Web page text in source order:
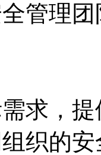
管理团
求
组织的